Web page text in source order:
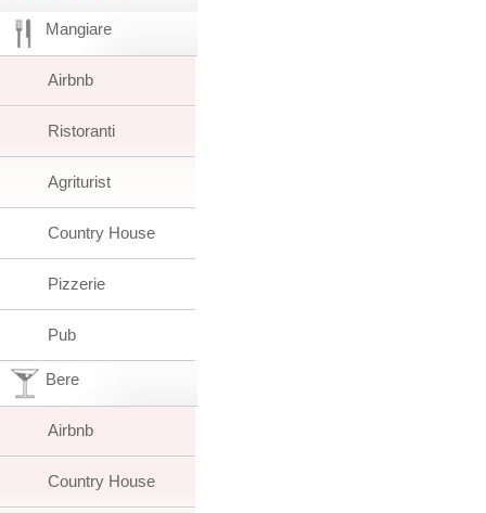
Mangiare
Airbnb
Ristoranti
Agriturist
Country House
Pizzerie
Pub
Bere
Airbnb
Country House